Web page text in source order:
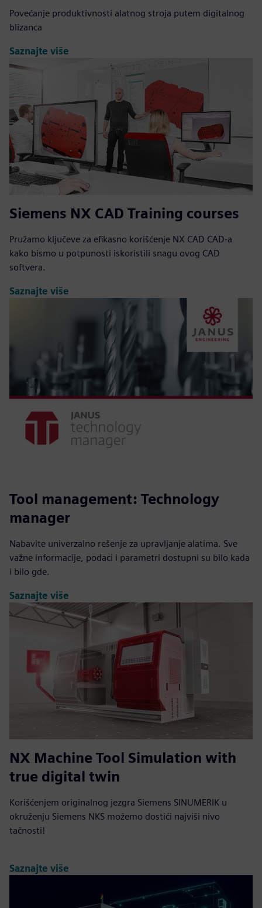
Povećanje produktivnosti alatnog stroja putem digitalnog
blizanca
Saznajte više
Siemens NX CAD Training courses
Pružamo ključeve za efikasno korišćenje NX CAD CAD-a
kako bismo u potpunosti iskoristili snagu ovog CAD
softvera.
Saznajte više
Tool management: Technology
manager
Nabavite univerzalno rešenje za upravljanje alatima. Sve
važne informacije, podaci i parametri dostupni su bilo kada
i bilo gde.
Saznajte više
NX Machine Tool Simulation with
true digital twin
Korišćenjem originalnog jezgra Siemens SINUMERIK u
okruženju Siemens NKS možemo dostići najviši nivo
tačnosti!
Saznajte više